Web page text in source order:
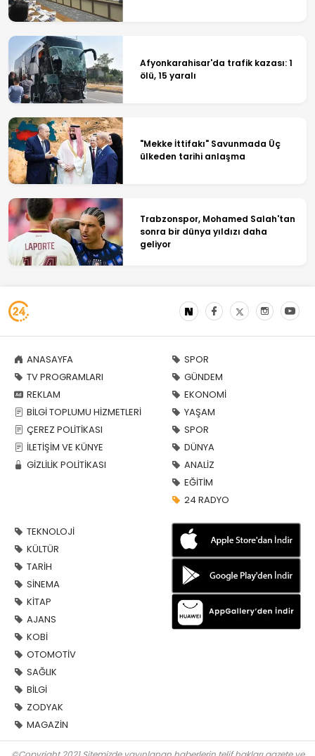
Afyonkarahisar'da trafik kazası: 1
ölü, 15 yaralı
"Mekke İttifakı" Savunmada Üç
ülkeden tarihi anlaşma
Trabzonspor, Mohamed Salah'tan
sonra bir dünya yıldızı daha
geliyor
ANASAYFA
TV PROGRAMLARI
REKLAM
BİLGİ TOPLUMU HİZMETLERİ
ÇEREZ POLİTİKASI
İLETİŞİM VE KÜNYE
GİZLİLİK POLİTİKASI
SPOR
GÜNDEM
EKONOMİ
YAŞAM
SPOR
DÜNYA
ANALİZ
EĞİTİM
24 RADYO
TEKNOLOJİ
KÜLTÜR
TARİH
SİNEMA
KİTAP
AJANS
KOBİ
OTOMOTİV
SAĞLIK
BİLGİ
ZODYAK
MAGAZİN